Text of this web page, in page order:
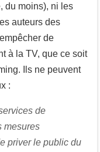
du moins), ni les
auteurs des
de
à la TV, que ce soit
Ils ne peuvent
:
de
mesures
priver le public du